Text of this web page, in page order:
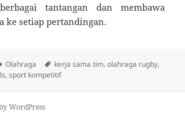
tantangan dan membawa
ke setiap pertandingan.
Categories
Olahraga Tags
kerja sama tim,olahraga rugby,
,sport kompetitif
WordPress